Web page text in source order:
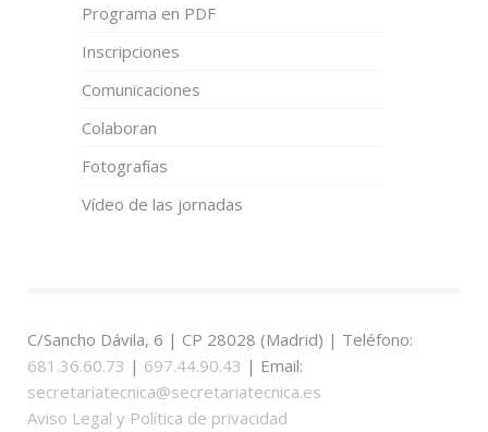
Programa en PDF
Inscripciones
Comunicaciones
Colaboran
Fotografías
Vídeo de las jornadas
C/Sancho Dávila, 6 | CP 28028 (Madrid) | Teléfono:
681.36.60.73 | 697.44.90.43 | Email:
secretariatecnica@secretariatecnica.es
Aviso Legal y Política de privacidad